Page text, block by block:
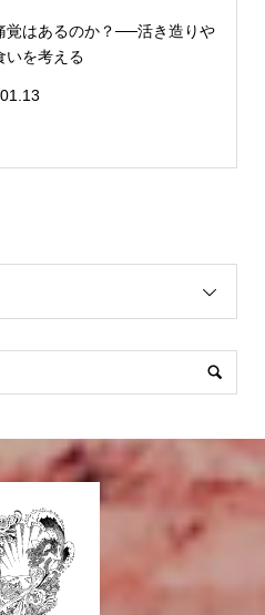
覚はあるのか？──活き造りや
いを考える